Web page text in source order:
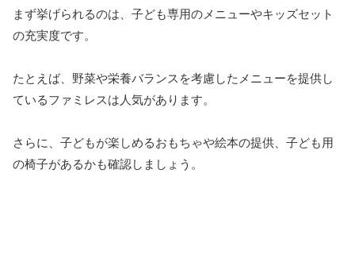
まず挙げられるのは、子ども専用のメニューやキッズセット
の充実度です。
たとえば、野菜や栄養バランスを考慮したメニューを提供し
ているファミレスは人気があります。
さらに、子どもが楽しめるおもちゃや絵本の提供、子ども用
の椅子があるかも確認しましょう。